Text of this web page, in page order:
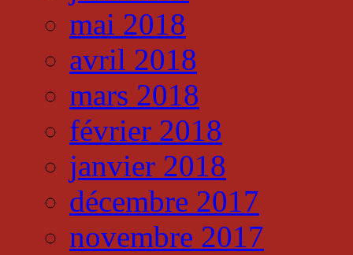
mai 2018
avril 2018
mars 2018
février 2018
janvier 2018
décembre 2017
novembre 2017